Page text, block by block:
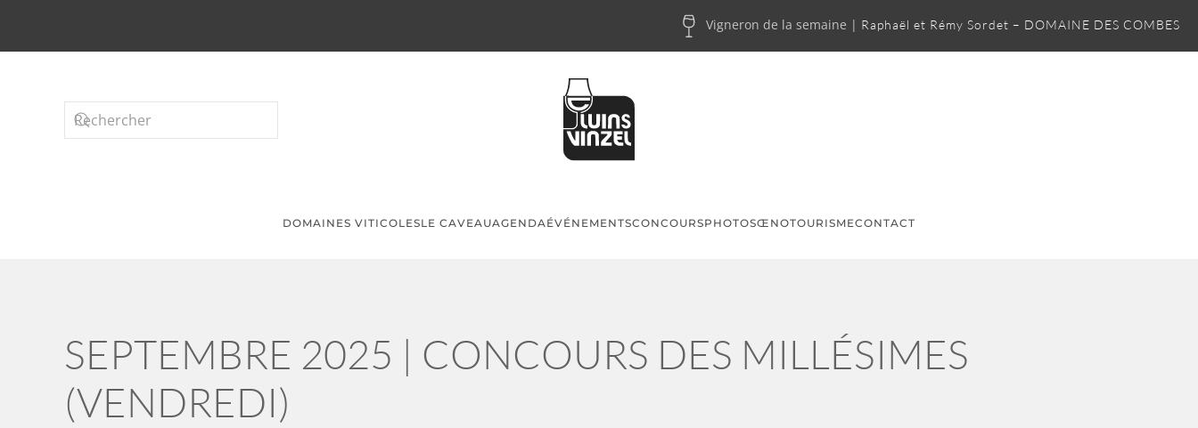
Passer au contenu principal
Vigneron de la semaine | Raphaël et Rémy Sordet – DOMAINE DES COMBES
DOMAINES VITICOLESLE CAVEAUAGENDAÉVÉNEMENTSCONCOURSPHOTOSŒNOTOURISMECONTACT
SEPTEMBRE 2025 | CONCOURS DES MILLÉSIMES
(VENDREDI)